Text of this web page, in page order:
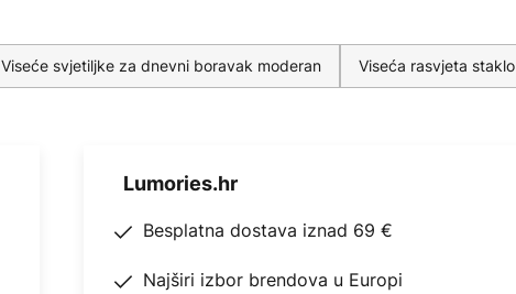
Viseće svjetiljke za dnevni boravak moderan Viseća rasvjeta staklo
Lumories.hr
Besplatna dostava iznad 69 €
Najširi izbor brendova u Europi